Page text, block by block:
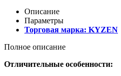
Описание
Параметры
Торговая марка: KYZEN
Полное описание
Отличительные особенности: